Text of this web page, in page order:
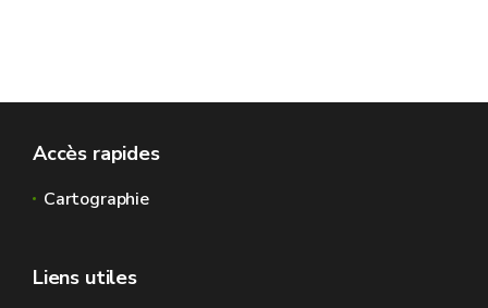
Accès rapides
Cartographie
Liens utiles